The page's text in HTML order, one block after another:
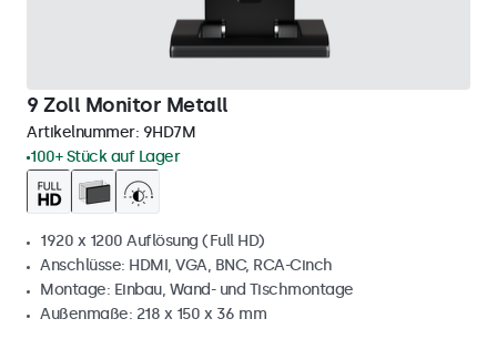
9 Zoll Monitor Metall
Artikelnummer: 9HD7M
100+ Stück auf Lager
1920 x 1200 Auflösung (Full HD)
Anschlüsse: HDMI, VGA, BNC, RCA-Cinch
Montage: Einbau, Wand- und Tischmontage
Außenmaße: 218 x 150 x 36 mm